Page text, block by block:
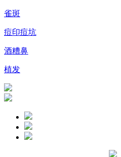
雀斑
痘印痘坑
酒糟鼻
植发